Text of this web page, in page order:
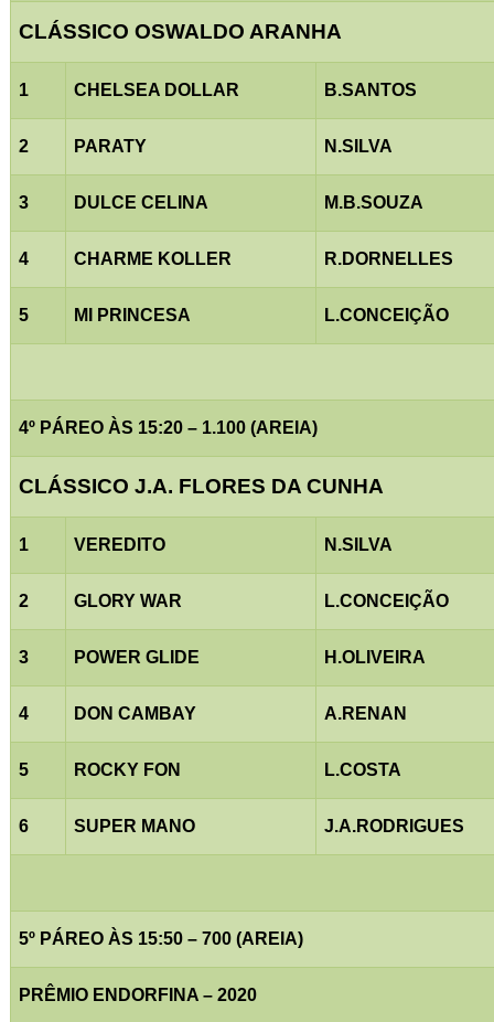
CLÁSSICO OSWALDO ARANHA
1 CHELSEA DOLLAR B.SANTOS
2 PARATY N.SILVA
3 DULCE CELINA M.B.SOUZA
4 CHARME KOLLER R.DORNELLES
5 MI PRINCESA L.CONCEIÇÃO
4º PÁREO ÀS 15:20 – 1.100 (AREIA)
CLÁSSICO J.A. FLORES DA CUNHA
1 VEREDITO N.SILVA
2 GLORY WAR L.CONCEIÇÃO
3 POWER GLIDE H.OLIVEIRA
4 DON CAMBAY A.RENAN
5 ROCKY FON L.COSTA
6 SUPER MANO J.A.RODRIGUES
5º PÁREO ÀS 15:50 – 700 (AREIA)
PRÊMIO ENDORFINA – 2020